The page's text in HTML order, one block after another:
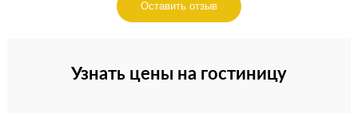
Оставить отзыв
Узнать цены на гостиницу